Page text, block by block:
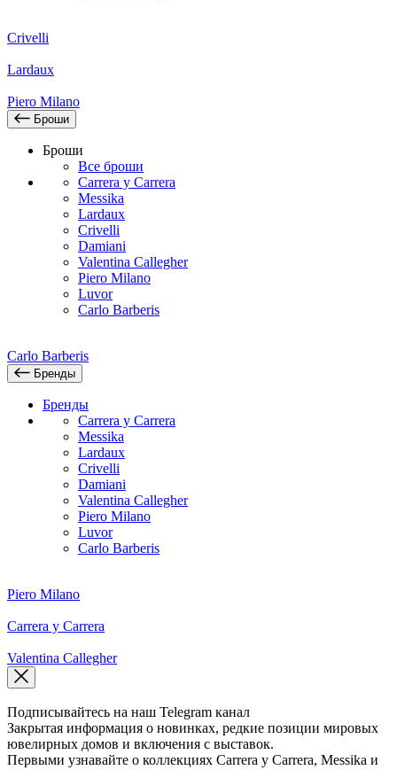
Crivelli
Lardaux
Piero Milano
Броши
Броши
Все броши
Carrera y Carrera
Messika
Lardaux
Crivelli
Damiani
Valentina Callegher
Piero Milano
Luvor
Carlo Barberis
Carlo Barberis
Бренды
Бренды
Carrera y Carrera
Messika
Lardaux
Crivelli
Damiani
Valentina Callegher
Piero Milano
Luvor
Carlo Barberis
Piero Milano
Carrera y Carrera
Valentina Callegher
Подписывайтесь на наш Telegram канал
Закрытая информация о новинках, редкие позиции мировых
ювелирных домов и включения с выставок.
Первыми узнавайте о коллекциях Carrera y Carrera, Messika и